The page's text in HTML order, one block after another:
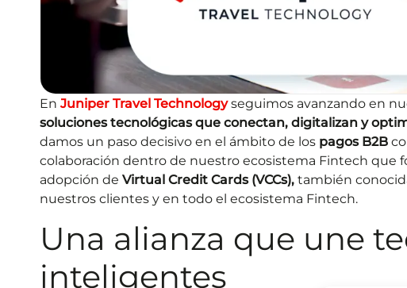
En Juniper Travel Technologyseguimos avanzando en
soluciones tecnológicas que conectan, digitalizan y
damos un paso decisivo en el ámbito de los pagos B2B
colaboración dentro de nuestro ecosistema Fintech que
adopción de Virtual Credit Cards (VCCs), también
nuestros clientes y en todo el ecosistema Fintech.
Una alianza que une
inteligentes